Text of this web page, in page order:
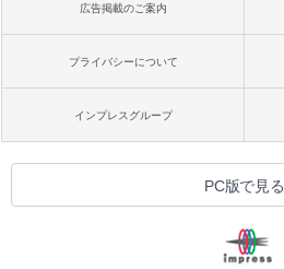
広告掲載のご案内
プライバシーについて
インプレスグループ
PC版で見る